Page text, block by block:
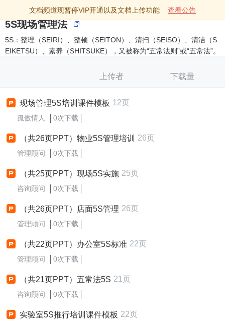
文档频道现暂停VIP开通以及文档上传功能 查看公告
5S现场管理法
5S：整理（SEIRI）、整顿（SEITON）、清扫（SEISO）、清洁（S
EIKETSU）、素养（SHITSUKE），又被称为“五常法则”或“五常法”。
上传者 下载量
现场管理5S培训课件模板 12页
孤傲情人 0次下载
（共26页PPT）物业5S管理培训 26页
管理顾问 0次下载
（共25页PPT）现场5S实施 25页
咨询顾问 0次下载
（共26页PPT）店面5S管理 26页
管理顾问 0次下载
（共22页PPT）办公室5S标准 22页
管理顾问 0次下载
（共21页PPT）五常法5S 21页
咨询顾问 0次下载
实验室5S推行培训课件模板 22页